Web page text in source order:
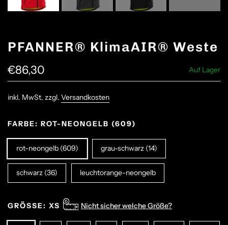
PFANNER® KlimaAIR® Weste
€86,30 Auf Lager
inkl. MwSt. zzgl. Versandkosten
FARBE: ROT-NEONGELB (609)
rot-neongelb (609) grau-schwarz (14)
schwarz (36) leuchtorange-neongelb
GRÖSSE: XS Nicht sicher welche Größe?